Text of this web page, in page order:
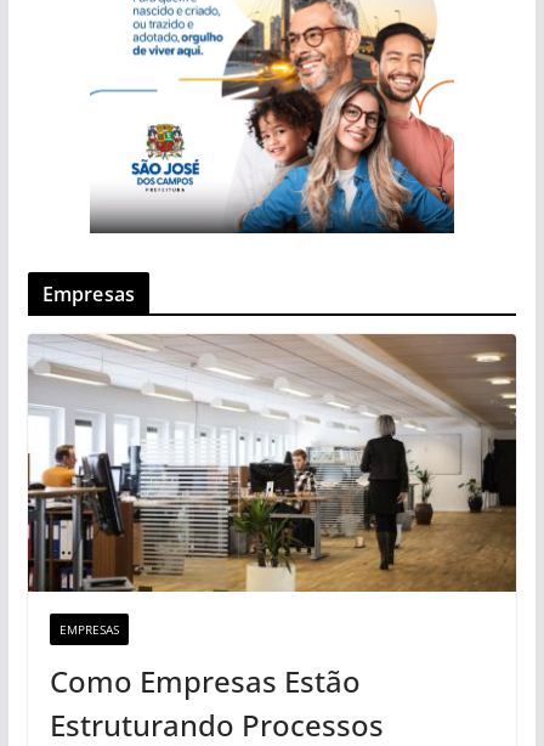
Empresas
EMPRESAS
Como Empresas Estão
Estruturando Processos